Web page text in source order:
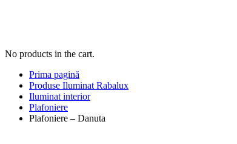
No products in the cart.
Prima pagină
Produse Iluminat Rabalux
Iluminat interior
Plafoniere
Plafoniere – Danuta